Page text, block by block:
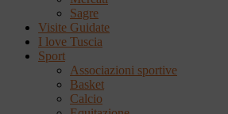
Sagre
Visite Guidate
I love Tuscia
Sport
Associazioni sportive
Basket
Calcio